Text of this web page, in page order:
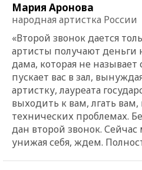
Мария Аронова
народная артистка России
«Второй звонок дается
артисты получают деньги
дама, которая не
пускает вас в зал,
артистку, лауреата
выходить к вам, лгать вам,
технических проблемах.
дан второй звонок.
унижая себя, ждем.